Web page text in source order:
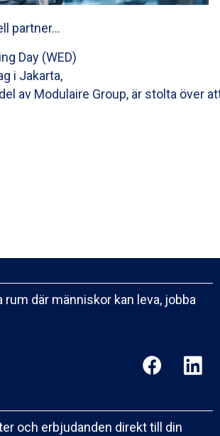
partner…
Day (WED)
i Jakarta,
av Modulaire Group, är stolta över
rum där människor kan leva, jobba
och erbjudanden direkt till din